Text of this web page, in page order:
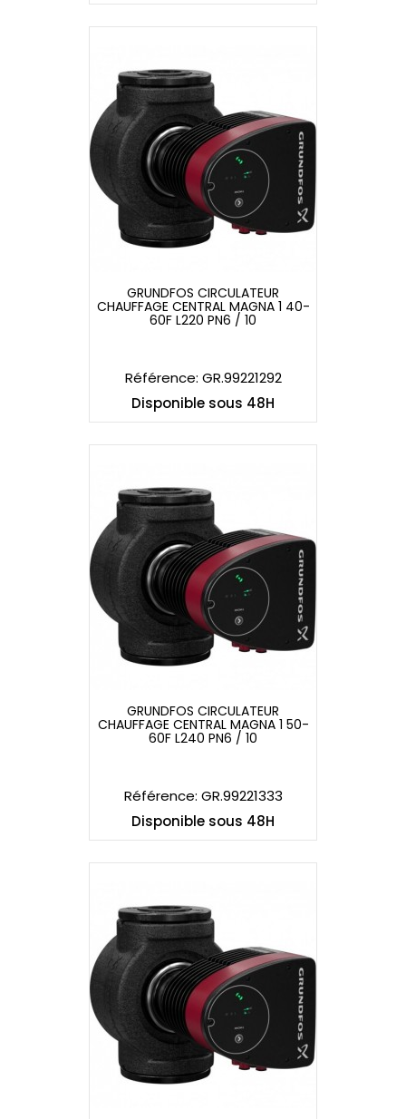
GRUNDFOS CIRCULATEUR
GRUNDFOS CIRCULATEUR
CHAUFFAGE CENTRAL MAGNA 1 40-
60F L220 PN6 / 10
Référence: GR.99221292
Disponible sous 48H
GRUNDFOS CIRCULATEUR
GRUNDFOS CIRCULATEUR
CHAUFFAGE CENTRAL MAGNA 1 50-
60F L240 PN6 / 10
Référence: GR.99221333
Disponible sous 48H